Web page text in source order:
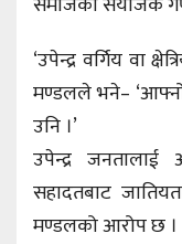
‘उपेन्द्र वर्गिय वा
मण्डलले भने– ‘आफ्नो
उनि ।’
उपेन्द्र जनतालाई
सहादतबाट
मण्डलको आरोप छ ।